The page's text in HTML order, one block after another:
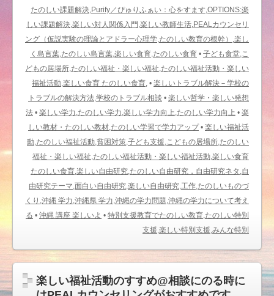
たのしい課題解決,Purify／ぴゅりふぁい：心をすます,OPTIONS:楽
しい課題解決,楽しい対人関係入門,楽しい教師生活,PEALカウンセリ
ング（仮説実験の理論とアドラー心理学,たのしい教育の根幹）,楽し
く島言葉,たのしい島言葉,楽しい食育,たのしい食育 • 子ども食堂,こ
どもの居場所,たのしい福祉・楽しい福祉,たのしい福祉活動・楽しい
福祉活動,楽しい食育 たのしい食育, • 楽しいトラブル解決－学校の
トラブルの解決方法,学校のトラブル相談 • 楽しい哲学・楽しい発想
法 • 楽しい学力.たのしい学力,楽しい学力向上,たのしい学力向上 • 楽
しい教材・たのしい教材,たのしい学習で学力アップ• 楽しい福祉活
動,たのしい福祉活動,貧困対策,子ども支援,こどもの居場所,たのしい
福祉・楽しい福祉,たのしい福祉活動・楽しい福祉活動,楽しい食育
たのしい食育,楽しい自由研究,たのしい自由研究，自由研究ネタ,自
由研究テーマ,面白い自由研究,楽しい自由研究,工作,たのしいものづ
くり,沖縄 学力,沖縄県 学力,沖縄の学力問題,沖縄の学力について考え
る • 沖縄 講座 楽しいよ • 特別支援教育でたのしい教育,たのしい特別
支援,楽しい特別支援,みんな特別
楽しい福祉活動のすすめ@相談にのる時に